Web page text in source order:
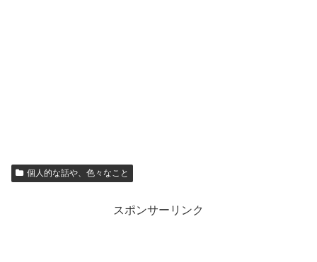
個人的な話や、色々なこと
スポンサーリンク